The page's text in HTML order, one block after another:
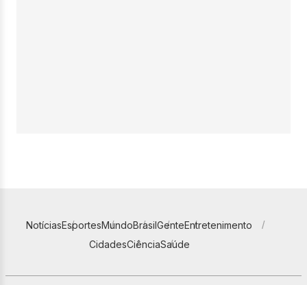
NotíciasEsportesMundoBrasilGenteEntretenimento
CidadesCiênciaSaúde